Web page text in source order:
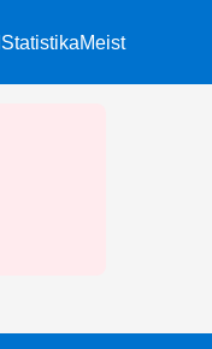
StatistikaMeist